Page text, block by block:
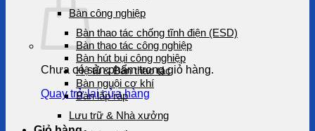
Chưa có sản phẩm trong giỏ hàng.
Quay trở lại cửa hàng
Bàn công nghiệp
Bàn thao tác chống tĩnh điện (ESD)
Bàn thao tác công nghiệp
Bàn hút bụi công nghiệp
Hệ tủ & Bàn thao tác
Bàn nguội cơ khí
Bàn lắp ráp
Lưu trữ & Nhà xưởng